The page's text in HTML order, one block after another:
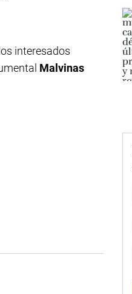
interesados
Malvinas